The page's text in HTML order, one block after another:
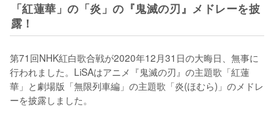
「紅蓮華」の「炎」の『鬼滅の刃』メドレーを披
露！
第71回NHK紅白歌合戦が2020年12月31日の大晦日、無事に
行われました。LiSAはアニメ『鬼滅の刃』の主題歌「紅蓮
華」と劇場版「無限列車編」の主題歌「炎(ほむら)」のメドレ
ーを披露しました。